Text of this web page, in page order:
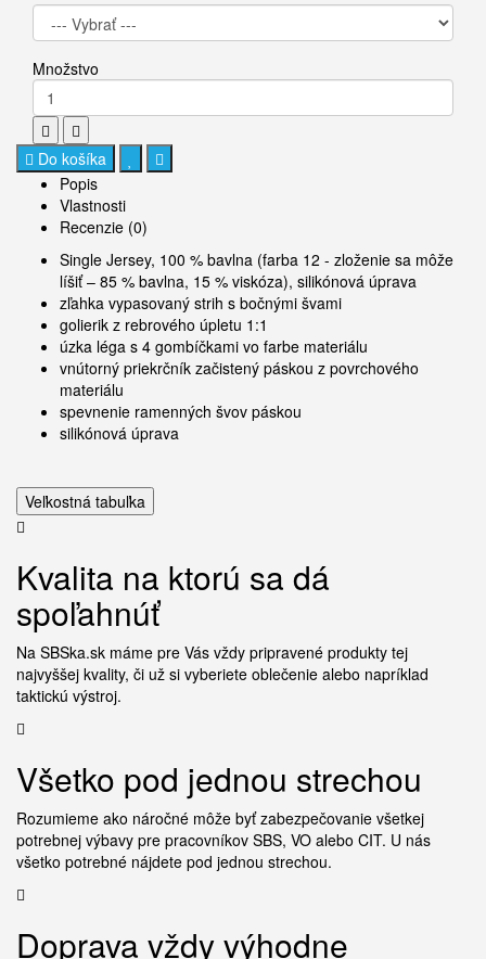
Množstvo
Do košíka
Popis
Vlastnosti
Recenzie (0)
Single Jersey, 100 % bavlna (farba 12 - zloženie sa môže
líšiť – 85 % bavlna, 15 % viskóza), silikónová úprava
zľahka vypasovaný strih s bočnými švami
golierik z rebrového úpletu 1:1
úzka léga s 4 gombíčkami vo farbe materiálu
vnútorný priekrčník začistený páskou z povrchového
materiálu
spevnenie ramenných švov páskou
silikónová úprava
Veľkostná tabuľka
Kvalita na ktorú sa dá
spoľahnúť
Na SBSka.sk máme pre Vás vždy pripravené produkty tej
najvyššej kvality, či už si vyberiete oblečenie alebo napríklad
taktickú výstroj.
Všetko pod jednou strechou
Rozumieme ako náročné môže byť zabezpečovanie všetkej
potrebnej výbavy pre pracovníkov SBS, VO alebo CIT. U nás
všetko potrebné nájdete pod jednou strechou.
Doprava vždy výhodne